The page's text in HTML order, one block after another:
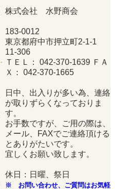
株式会社 水野商会
183-0012
東京都府中市押立町2-1-1
11-306
ＴＥＬ： 042-370-1639 ＦＡ
Ｘ： 042-370-1665
日中、出入りが多い為、連絡
が取りずらくなっておりま
す。
お手数ですが、ご用の際は、
メール、FAXでご連絡頂ける
とありがたいです。
宜しくお願い致します。
休日：日曜、祭日
※ お問い合わせ、ご質問はお気軽